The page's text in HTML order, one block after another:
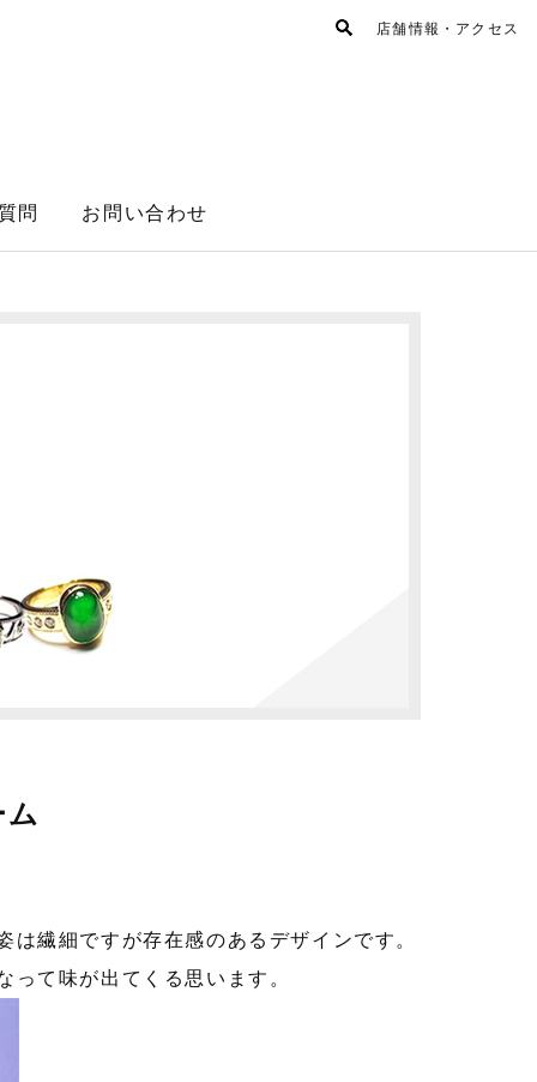
店舗情報・アクセス
問 お問い合わせ
繊細ですが存在感のあるデザインです。
て味が出てくる思います。